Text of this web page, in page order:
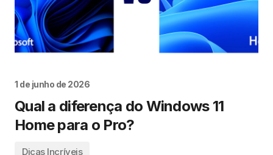
1 de junho de 2026
Qual a diferença do Windows 11
Home para o Pro?
Dicas Incríveis